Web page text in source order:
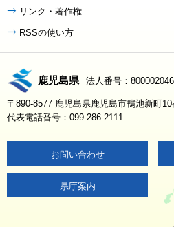
リンク・著作権
RSSの使い方
鹿児島県 法人番号：
〒890-8577 鹿児島県鹿児島市鴨池新町10
代表電話番号：099-286-2111
お問い合わせ
県庁案内